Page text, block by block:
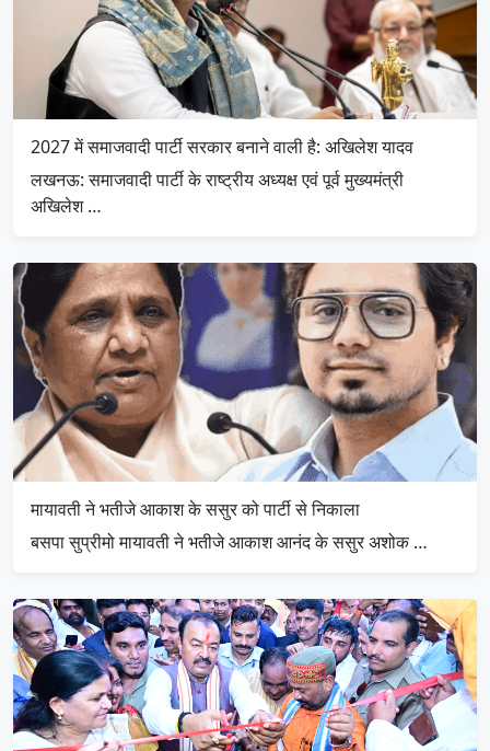
2027 में समाजवादी पार्टी सरकार बनाने वाली है: अखिलेश यादव
लखनऊ: समाजवादी पार्टी के राष्ट्रीय अध्यक्ष एवं पूर्व मुख्यमंत्री
अखिलेश …
मायावती ने भतीजे आकाश के ससुर को पार्टी से निकाला
बसपा सुप्रीमो मायावती ने भतीजे आकाश आनंद के ससुर अशोक …